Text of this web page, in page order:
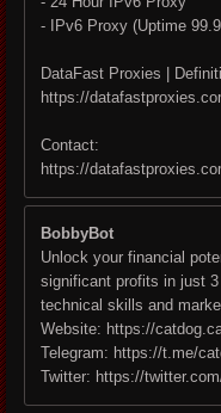
- IPv6 Proxy (Uptime
DataFast Proxies |
https://
Contact:
https://
BobbyBot
Unlock your financial
significant profits in just
technical skills and
Website: https://
Telegram: https://t.me/
Twitter: https://